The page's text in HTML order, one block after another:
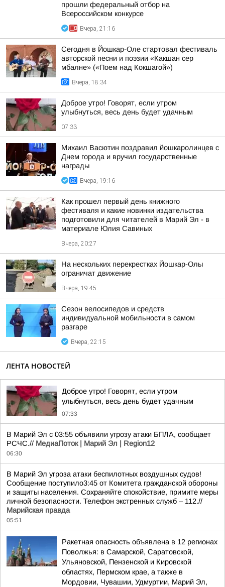
прошли федеральный отбор на
Всероссийском конкурсе
Вчера, 21:16
Сегодня в Йошкар-Оле стартовал фестиваль
авторской песни и поэзии «Какшан сер
мбалне» («Поем над Кокшагой»)
Вчера, 18:34
Доброе утро! Говорят, если утром
улыбнуться, весь день будет удачным
07:33
Михаил Васютин поздравил йошкаролинцев с
Днем города и вручил государственные
награды
Вчера, 19:16
Как прошел первый день книжного
фестиваля и какие новинки издательства
подготовили для читателей в Марий Эл - в
материале Юлия Савиных
Вчера, 20:27
На нескольких перекрестках Йошкар-Олы
ограничат движение
Вчера, 19:45
Сезон велосипедов и средств
индивидуальной мобильности в самом
разгаре
Вчера, 22:15
ЛЕНТА НОВОСТЕЙ
Доброе утро! Говорят, если утром
улыбнуться, весь день будет удачным
07:33
В Марий Эл с 03:55 объявили угрозу атаки БПЛА, сообщает
РСЧС.// МедиаПоток | Марий Эл | Region12
06:30
В Марий Эл угроза атаки беспилотных воздушных судов!
Сообщение поступило3:45 от Комитета гражданской обороны
и защиты населения. Сохраняйте спокойствие, примите меры
личной безопасности. Телефон экстренных служб – 112.//
Марийская правда
05:51
Ракетная опасность объявлена в 12 регионах
Поволжья: в Самарской, Саратовской,
Ульяновской, Пензенской и Кировской
областях, Пермском крае, а также в
Мордовии, Чувашии, Удмуртии, Марий Эл,